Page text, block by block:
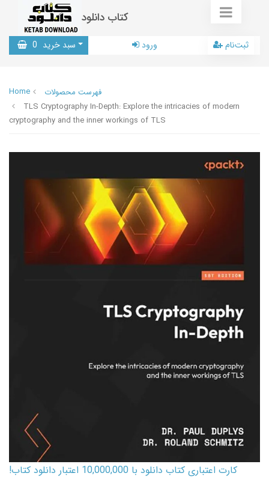
کتاب دانلود
سبد خرید 0 ورود ثبت‌نام
Home
فهرست محصولات
TLS Cryptography In-Depth: Explore the intricacies of modern
cryptography and the inner workings of TLS
کارت اعتباری کتاب دانلود با 10,000,000 اعتبار دانلود کتاب!